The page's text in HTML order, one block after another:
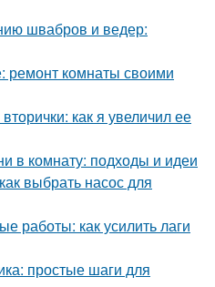
швабров и ведер:
ремонт комнаты своими
как я увеличил ее
в комнату: подходы и идеи
выбрать насос для
работы: как усилить лаги
простые шаги для